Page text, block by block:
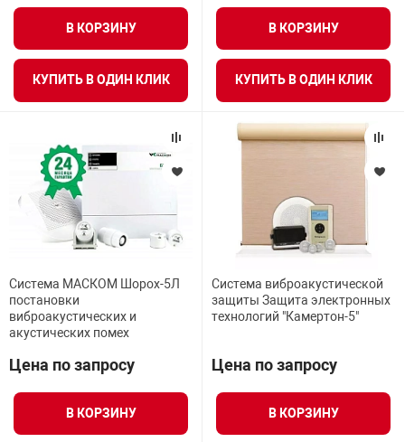
В КОРЗИНУ
КУПИТЬ В ОДИН КЛИК
В КОРЗИНУ
КУПИТЬ В ОДИН КЛИК
Система МАСКОМ Шорох-5Л
постановки
виброакустических и
акустических помех
Цена по запросу
В КОРЗИНУ
Система виброакустической
защиты Защита электронных
технологий "Камертон-5"
Цена по запросу
В КОРЗИНУ